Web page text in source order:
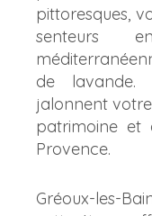
pittoresques,
senteurs
de lavande.
jalonnent
patrimoine
Provence.
Gréoux-les-